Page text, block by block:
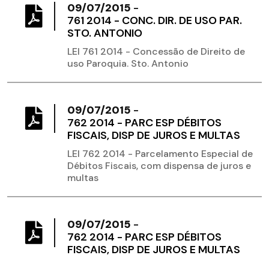
09/07/2015 -
761 2014 - CONC. DIR. DE USO PAR.
STO. ANTONIO
LEI 761 2014 - Concessão de Direito de
uso Paroquia. Sto. Antonio
09/07/2015 -
762 2014 - PARC ESP DÉBITOS
FISCAIS, DISP DE JUROS E MULTAS
LEI 762 2014 - Parcelamento Especial de
Débitos Fiscais, com dispensa de juros e
multas
09/07/2015 -
762 2014 - PARC ESP DÉBITOS
FISCAIS, DISP DE JUROS E MULTAS